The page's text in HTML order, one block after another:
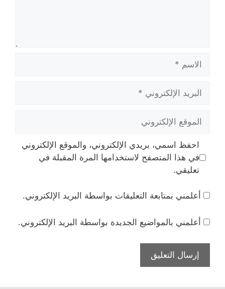
الاسم
البريد
الإلكتروني
الموقع
الإلكتروني
احفظ اسمي، بريدي الإلكتروني، والموقع الإلكتروني
في هذا المتصفح لاستخدامها المرة المقبلة في
تعليقي.
أعلمني بمتابعة التعليقات بواسطة البريد الإلكتروني.
أعلمني بالمواضيع الجديدة بواسطة البريد الإلكتروني.